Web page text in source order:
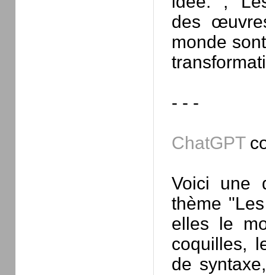
des
monde
- - -
ChatGPT
Voici une
thème
elles le
coquilles,
de